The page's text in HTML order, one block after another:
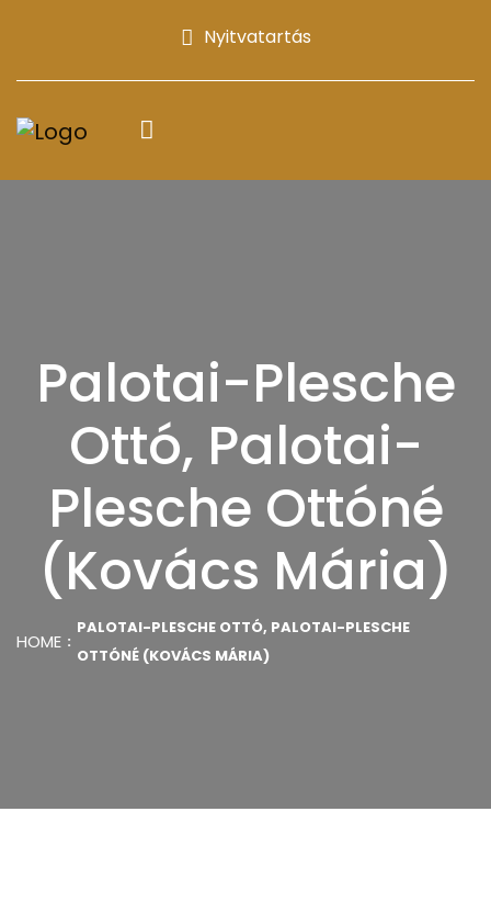
Nyitvatartás
Palotai-Plesche
Ottó, Palotai-
Plesche Ottóné
(Kovács Mária)
HOME
PALOTAI-PLESCHE OTTÓ, PALOTAI-PLESCHE
OTTÓNÉ (KOVÁCS MÁRIA)